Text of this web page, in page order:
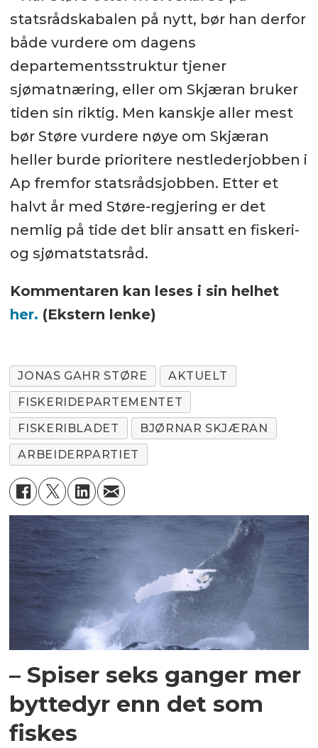
statsrådskabalen på nytt, bør han derfor
både vurdere om dagens
departementsstruktur tjener
sjømatnæring, eller om Skjæran bruker
tiden sin riktig. Men kanskje aller mest
bør Støre vurdere nøye om Skjæran
heller burde prioritere nestlederjobben i
Ap fremfor statsrådsjobben. Etter et
halvt år med Støre-regjering er det
nemlig på tide det blir ansatt en fiskeri-
og sjømatstatsråd.
Kommentaren kan leses i sin helhet
her. (Ekstern lenke)
JONAS GAHR STØRE
AKTUELT
FISKERIDEPARTEMENTET
FISKERIBLADET
BJØRNAR SKJÆRAN
ARBEIDERPARTIET
– Spiser seks ganger mer
byttedyr enn det som
fiskes